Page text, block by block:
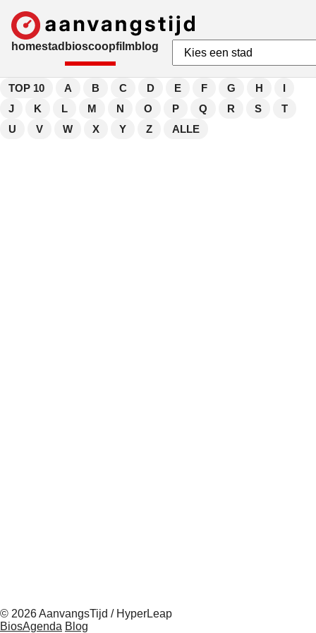
homestad bioscoopfilmblog
TOP 10 A B C D E F G H
I
J
K L M N O P Q R S
T
U
V W X Y Z ALLE
© 2026 AanvangsTijd / HyperLeap
BiosAgenda Blog